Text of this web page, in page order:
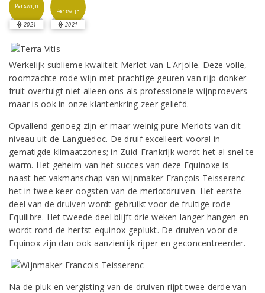
Perswijn
2021
Perswijn
2021
Werkelijk sublieme kwaliteit Merlot van L'Arjolle. Deze volle,
roomzachte rode wijn met prachtige geuren van rijp donker
fruit overtuigt niet alleen ons als professionele wijnproevers
maar is ook in onze klantenkring zeer geliefd.
Opvallend genoeg zijn er maar weinig pure Merlots van dit
niveau uit de Languedoc. De druif excelleert vooral in
gematigde klimaatzones; in Zuid-Frankrijk wordt het al snel te
warm. Het geheim van het succes van deze Equinoxe is –
naast het vakmanschap van wijnmaker François Teisserenc –
het in twee keer oogsten van de merlotdruiven. Het eerste
deel van de druiven wordt gebruikt voor de fruitige rode
Equilibre. Het tweede deel blijft drie weken langer hangen en
wordt rond de herfst-equinox geplukt. De druiven voor de
Equinox zijn dan ook aanzienlijk rijper en geconcentreerder.
Na de pluk en vergisting van de druiven rijpt twee derde van